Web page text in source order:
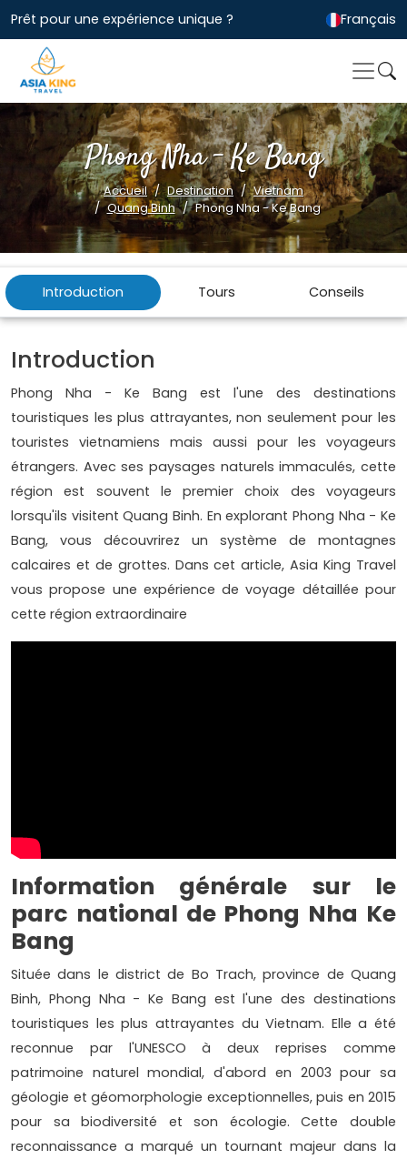
Prêt pour une expérience unique ? Français
Phong Nha - Ke Bang
Accueil Destination
Vietnam
Quang Binh
Phong Nha - Ke Bang
Introduction Tours Conseils
Introduction
Phong Nha - Ke Bang est l'une des destinations
touristiques les plus attrayantes, non seulement pour les
touristes vietnamiens mais aussi pour les voyageurs
étrangers. Avec ses paysages naturels immaculés, cette
région est souvent le premier choix des voyageurs
lorsqu'ils visitent Quang Binh. En explorant Phong Nha - Ke
Bang, vous découvrirez un système de montagnes
calcaires et de grottes. Dans cet article, Asia King Travel
vous propose une expérience de voyage détaillée pour
cette région extraordinaire
Information générale sur le
parc national de Phong Nha Ke
Bang
Située dans le district de Bo Trach, province de Quang
Binh, Phong Nha - Ke Bang est l'une des destinations
touristiques les plus attrayantes du Vietnam. Elle a été
reconnue par l'UNESCO à deux reprises comme
patrimoine naturel mondial, d'abord en 2003 pour sa
géologie et géomorphologie exceptionnelles, puis en 2015
pour sa biodiversité et son écologie. Cette double
reconnaissance a marqué un tournant majeur dans la